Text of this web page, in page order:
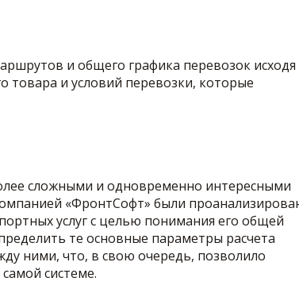
и общего графика перевозок исходя
товара и условий перевозки, которые
сложными и одновременно интересными
«ФронтСофт» были
услуг с целью понимания его общей
те основные параметры расчета
ними, что, в свою очередь, позволило
системе.